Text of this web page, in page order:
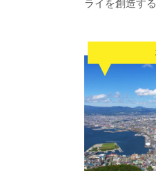
ライを創造する